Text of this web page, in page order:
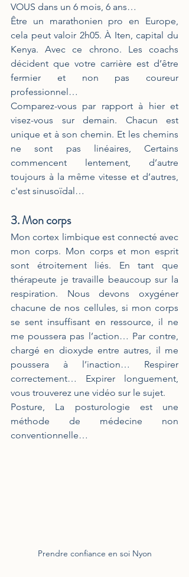
VOUS dans un 6 mois, 6 ans…
Être un marathonien pro en Europe,
cela peut valoir 2h05. À Iten, capital du
Kenya. Avec ce chrono. Les coachs
décident que votre carrière est d’être
fermier et non pas coureur
professionnel…
Comparez-vous par rapport à hier et
visez-vous sur demain. Chacun est
unique et à son chemin. Et les chemins
ne sont pas linéaires, Certains
commencent lentement, d’autre
toujours à la même vitesse et d’autres,
c'est sinusoïdal…
3. Mon corps
Mon cortex limbique est connecté avec
mon corps. Mon corps et mon esprit
sont étroitement liés. En tant que
thérapeute je travaille beaucoup sur la
respiration. Nous devons oxygéner
chacune de nos cellules, si mon corps
se sent insuffisant en ressource, il ne
me poussera pas l’action… Par contre,
chargé en dioxyde entre autres, il me
poussera à l’inaction… Respirer
correctement… Expirer longuement,
vous trouverez une vidéo sur le sujet.
Posture, La posturologie est une
méthode de médecine non
conventionnelle…
Prendre confiance en soi Nyon